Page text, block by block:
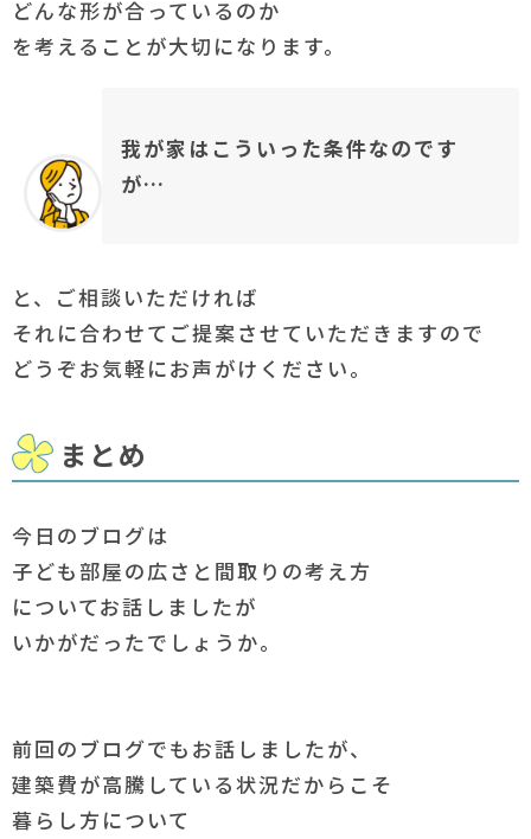
どんな形が合っているのか
を考えることが大切になります。
我が家はこういった条件なのです
が…
と、ご相談いただければ
それに合わせてご提案させていただきますので
どうぞお気軽にお声がけください。
まとめ
今日のブログは
子ども部屋の広さと間取りの考え方
についてお話しましたが
いかがだったでしょうか。
前回のブログでもお話しましたが、
建築費が高騰している状況だからこそ
暮らし方について